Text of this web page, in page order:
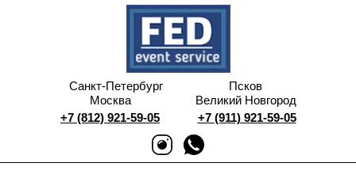
Санкт-Петербург
Москва
+7 (812) 921-59-05
Псков
Великий Новгород
+7 (911) 921-59-05